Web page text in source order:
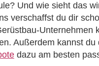
Und wie sieht das
verschaffst du dir
Unternehmen
Außerdem kannst
dazu am besten